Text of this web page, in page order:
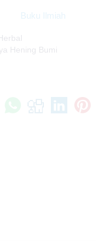
Buku Ilmiah
Hening Bumi